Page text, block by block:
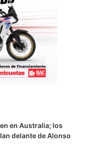
en Australia; los
delante de Alonso